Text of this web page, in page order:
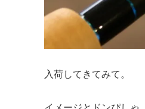
入荷してきてみて。